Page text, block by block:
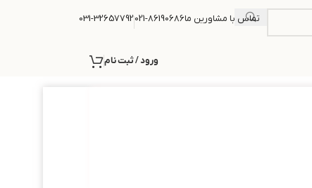
تماس با مشاورین ما021-86190686
031-32657792
ورود / ثبت نام